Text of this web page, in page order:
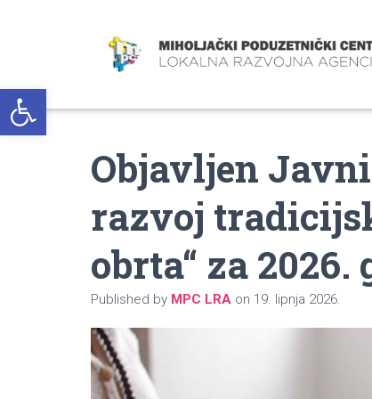
Open toolbar
Objavljen
razvoj
obrta“ za 2026.
Published by MPC LRA on 19. lipnja 2026.